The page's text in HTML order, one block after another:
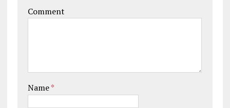
Comment
Name*